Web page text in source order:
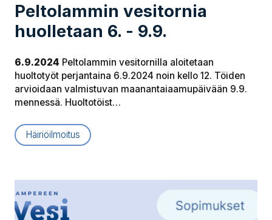
Peltolammin vesitornia
huolletaan 6. - 9.9.
6.9.2024 Peltolammin vesitornilla aloitetaan
huoltotyöt perjantaina 6.9.2024 noin kello 12. Töiden
arvioidaan valmistuvan maanantaiaamupäivään 9.9.
mennessä. Huoltotöist…
Häiriöilmoitus